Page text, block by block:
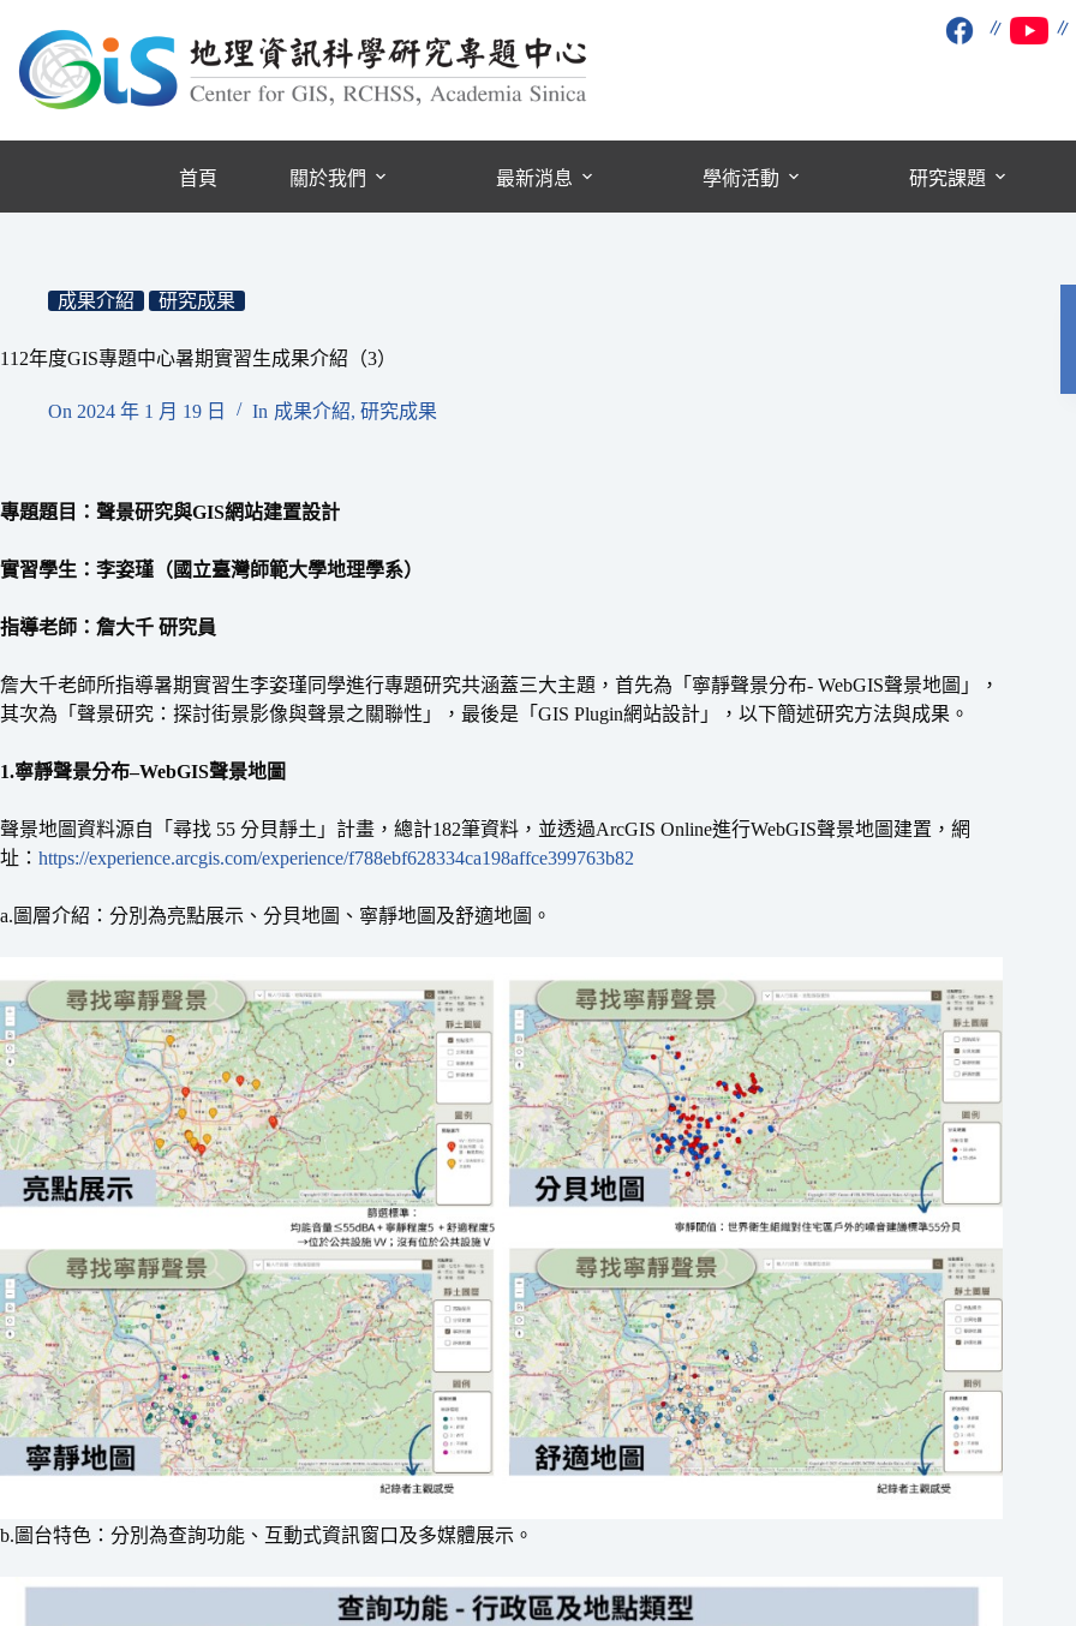
∥ ∥
首頁 關於我們 最新消息 學術活動 研究課題
成果介紹 研究成果
112年度GIS專題中心暑期實習生成果介紹（3）
On 2024 年 1 月 19 日 In 成果介紹, 研究成果
專題題目：聲景研究與GIS網站建置設計
實習學生：李姿瑾（國立臺灣師範大學地理學系）
指導老師：詹大千 研究員
詹大千老師所指導暑期實習生李姿瑾同學進行專題研究共涵蓋三大主題，首先為「寧靜聲景分布- WebGIS聲景地圖」，
其次為「聲景研究：探討街景影像與聲景之關聯性」，最後是「GIS Plugin網站設計」，以下簡述研究方法與成果。
1.寧靜聲景分布–WebGIS聲景地圖
聲景地圖資料源自「尋找 55 分貝靜土」計畫，總計182筆資料，並透過ArcGIS Online進行WebGIS聲景地圖建置，網
址： https://experience.arcgis.com/experience/f788ebf628334ca198affce399763b82
a.圖層介紹：分別為亮點展示、分貝地圖、寧靜地圖及舒適地圖。
b.圖台特色：分別為查詢功能、互動式資訊窗口及多媒體展示。